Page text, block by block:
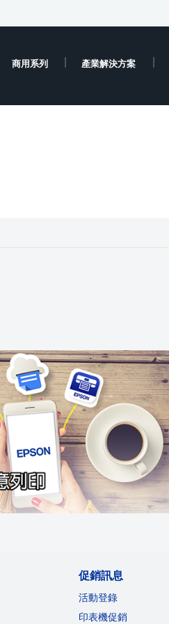
商用系列 產業解決方案
促銷訊息
活動登錄
印表機促銷